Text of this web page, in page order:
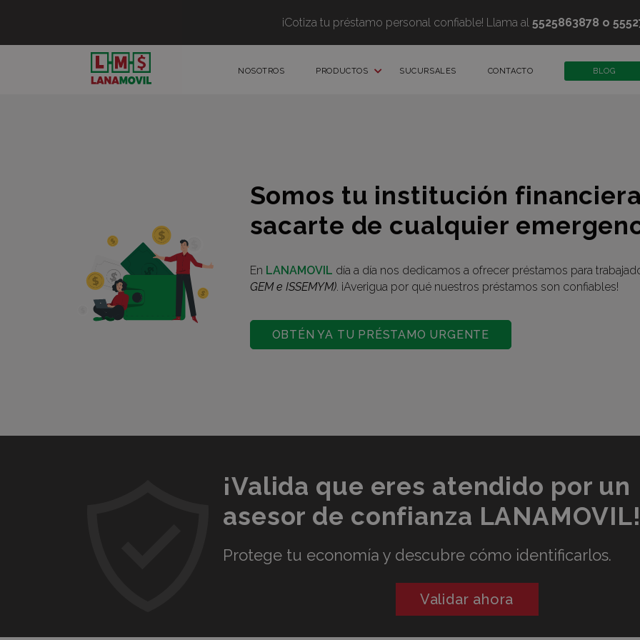
¡Cotiza tu préstamo personal confiable! Llama al 5525863878 o
NOSOTROS PRODUCTOS SUCURSALES CONTACTO BLOG
Somos tu institución
sacarte de cualquier
En LANAMOVIL día a día nos dedicamos a ofrecer préstamos para
GEM e ISSEMYM). ¡Averigua por qué nuestros préstamos son confiables!
OBTÉN YA TU PRÉSTAMO URGENTE
¡Valida que eres atendido por un
asesor de confianza
Protege tu economía y descubre cómo identificarlos.
Validar ahora